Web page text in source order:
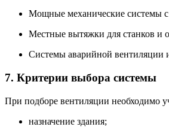
Мощные механические системы с
Местные вытяжки для станков и
Системы аварийной вентиляции
7. Критерии выбора системы
При подборе вентиляции необходимо
назначение здания;